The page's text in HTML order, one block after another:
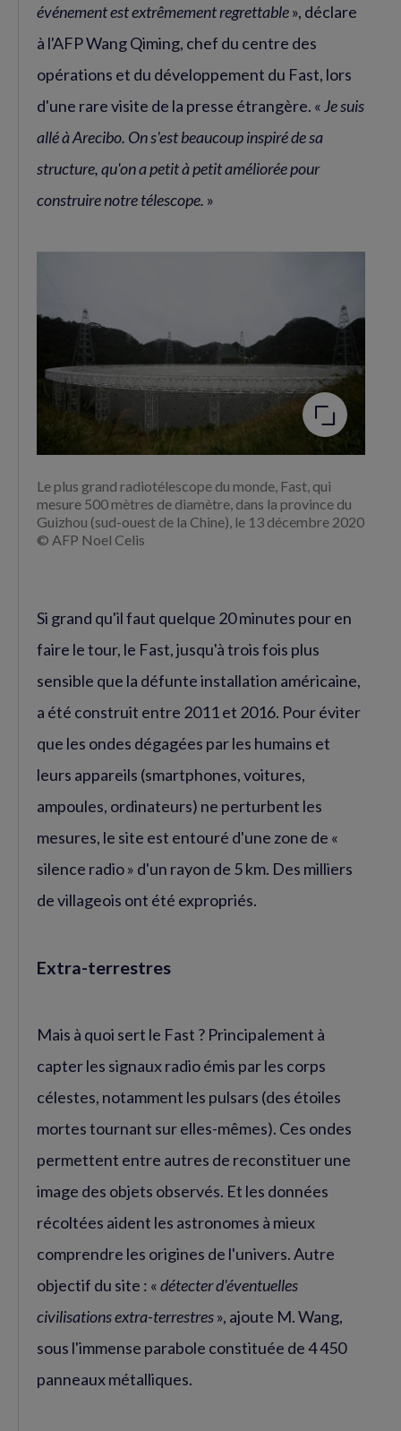
événement est extrêmement regrettable», déclare
à l'AFP Wang Qiming, chef du centre des
opérations et du développement du Fast, lors
d'une rare visite de la presse étrangère. « Je suis
allé à Arecibo. On s'est beaucoup inspiré de sa
structure, qu'on a petit à petit améliorée pour
construire notre télescope. »
Agrandir
Le plus grand radiotélescope du monde, Fast, qui
mesure 500 mètres de diamètre, dans la province du
Guizhou (sud-ouest de la Chine), le 13 décembre 2020
© AFP Noel Celis
Si grand qu'il faut quelque 20 minutes pour en
faire le tour, le Fast, jusqu'à trois fois plus
sensible que la défunte installation américaine,
a été construit entre 2011 et 2016. Pour éviter
que les ondes dégagées par les humains et
leurs appareils (smartphones, voitures,
ampoules, ordinateurs) ne perturbent les
mesures, le site est entouré d'une zone de «
silence radio » d'un rayon de 5 km. Des milliers
de villageois ont été expropriés.
Extra-terrestres
Mais à quoi sert le Fast ? Principalement à
capter les signaux radio émis par les corps
célestes, notamment les pulsars (des étoiles
mortes tournant sur elles-mêmes). Ces ondes
permettent entre autres de reconstituer une
image des objets observés. Et les données
récoltées aident les astronomes à mieux
comprendre les origines de l'univers. Autre
objectif du site : «détecter d'éventuelles
civilisations extra-terrestres», ajoute M. Wang,
sous l'immense parabole constituée de 4 450
panneaux métalliques.